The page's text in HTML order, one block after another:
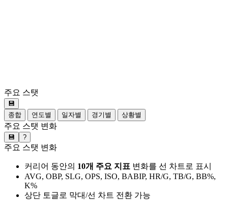
주요 스탯
💾
종합
연도별 일자별 경기별 상황별
주요 스탯 변화
💾 ?
주요 스탯 변화
커리어 동안의 10개 주요 지표 변화를 선 차트로 표시
AVG, OBP, SLG, OPS, ISO, BABIP, HR/G, TB/G, BB%,
K%
상단 토글로 막대/선 차트 전환 가능